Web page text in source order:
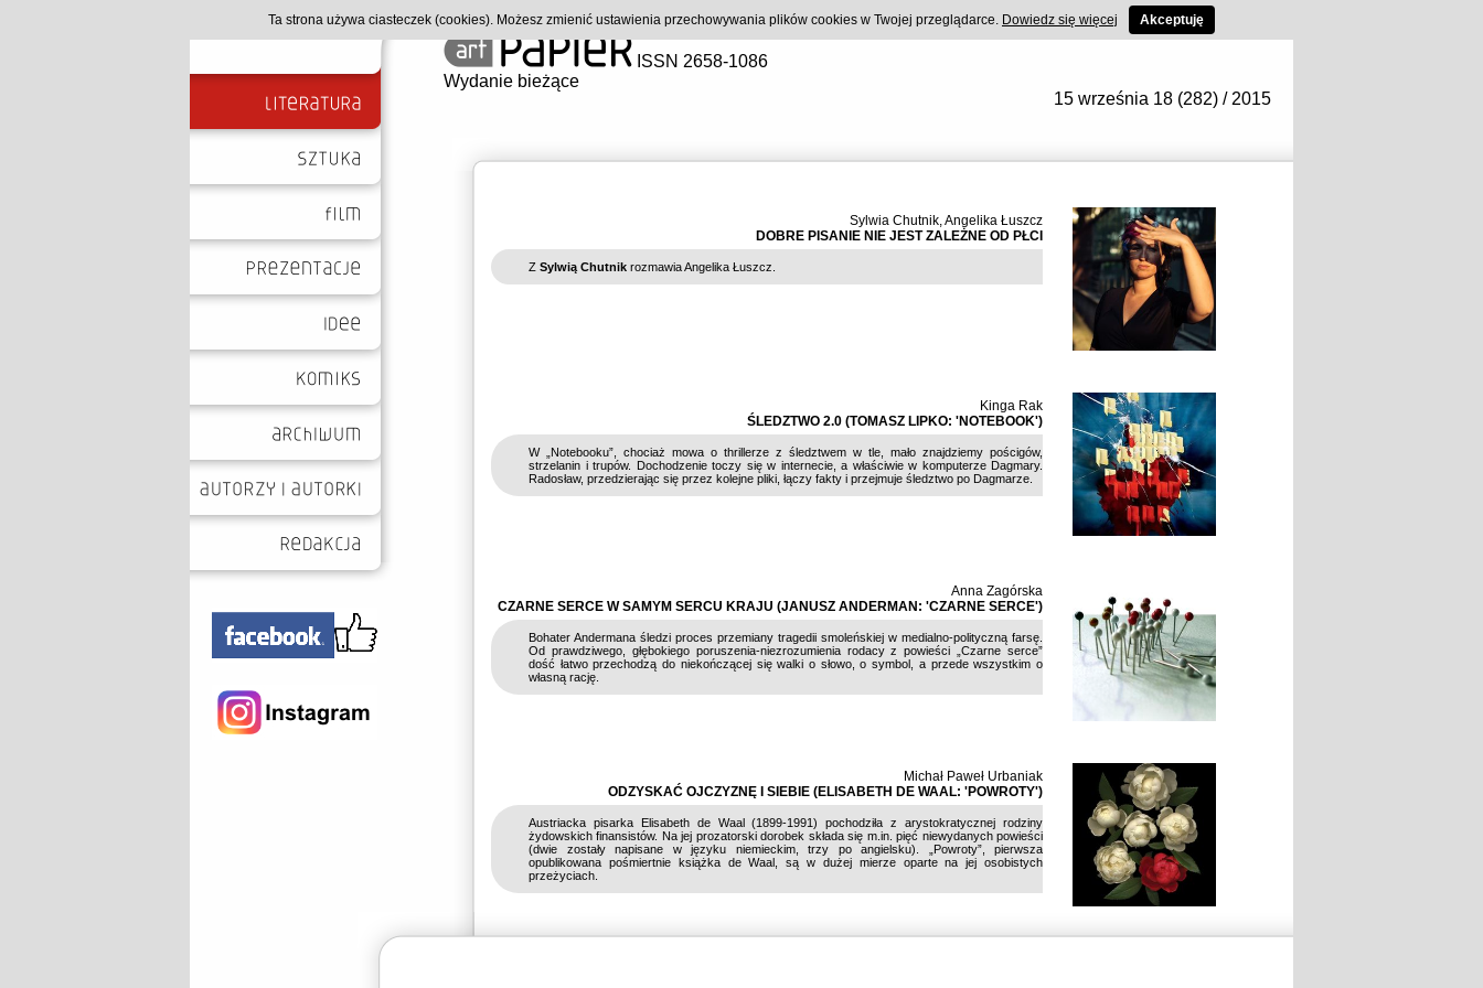
ISSN 2658-1086
Wydanie bieżące
15 września 18 (282) / 2015
Sylwia Chutnik,Angelika Łuszcz
DOBRE PISANIE NIE JEST ZALEŻNE OD PŁCI
Z Sylwią Chutnik rozmawia Angelika Łuszcz.
Kinga Rak
ŚLEDZTWO 2.0 (TOMASZ LIPKO: 'NOTEBOOK')
W „Notebooku”, chociaż mowa o thrillerze z śledztwem w tle, mało znajdziemy pościgów,
strzelanin i trupów. Dochodzenie toczy się w internecie, a właściwie w komputerze Dagmary.
Radosław, przedzierając się przez kolejne pliki, łączy fakty i przejmuje śledztwo po Dagmarze.
Anna Zagórska
CZARNE SERCE W SAMYM SERCU KRAJU (JANUSZ ANDERMAN: 'CZARNE SERCE')
Bohater Andermana śledzi proces przemiany tragedii smoleńskiej w medialno-polityczną farsę.
Od prawdziwego, głębokiego poruszenia-niezrozumienia rodacy z powieści „Czarne serce”
dość łatwo przechodzą do niekończącej się walki o słowo, o symbol, a przede wszystkim o
własną rację.
Michał Paweł Urbaniak
ODZYSKAĆ OJCZYZNĘ I SIEBIE (ELISABETH DE WAAL: 'POWROTY')
Austriacka pisarka Elisabeth de Waal (1899-1991) pochodziła z arystokratycznej rodziny
żydowskich finansistów. Na jej prozatorski dorobek składa się m.in. pięć niewydanych powieści
(dwie zostały napisane w języku niemieckim, trzy po angielsku). „Powroty”, pierwsza
opublikowana pośmiertnie książka de Waal, są w dużej mierze oparte na jej osobistych
przeżyciach.
Ta strona używa ciasteczek (cookies). Możesz zmienić ustawienia przechowywania plików cookies w Twojej przeglądarce. Dowiedz się więcej Akceptuję